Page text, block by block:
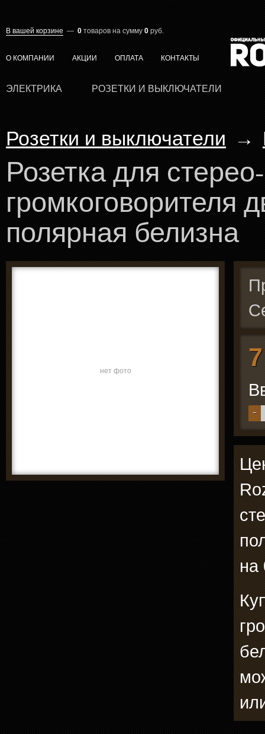
В вашей корзине — 0 товаров на сумму 0 руб.
О КОМПАНИИ АКЦИИ ОПЛАТА КОНТАКТЫ
ЭЛЕКТРИКА РОЗЕТКИ И ВЫКЛЮЧАТЕЛИ
Розетки и выключатели →
Розетка для стерео-
громкоговорителя
полярная белизна
нет фото
−
на